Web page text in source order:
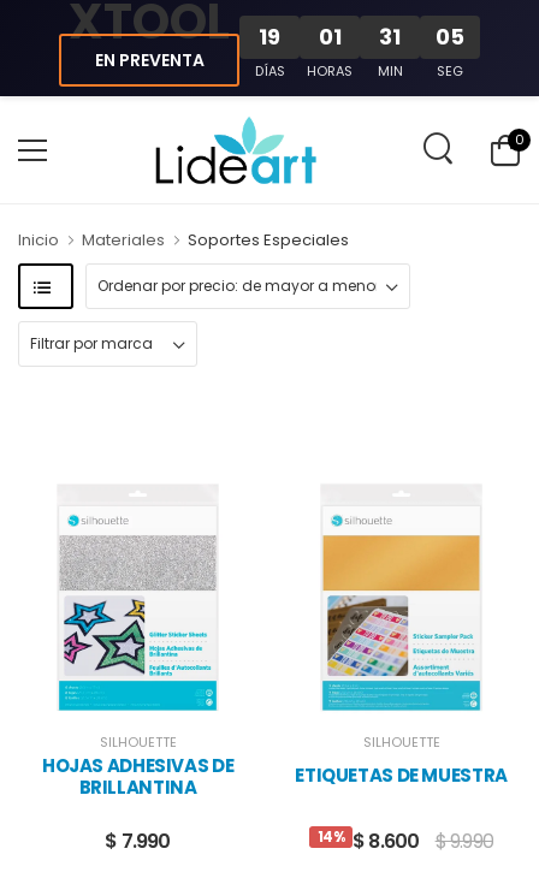
XTOOL
EN PREVENTA
19
DÍAS
01
HORAS
31
MIN
04
SEG
0
Inicio Materiales Soportes Especiales
SILHOUETTE
HOJAS ADHESIVAS DE
BRILLANTINA
$ 7.990
SILHOUETTE
ETIQUETAS DE MUESTRA
14% $ 8.600 $ 9.990